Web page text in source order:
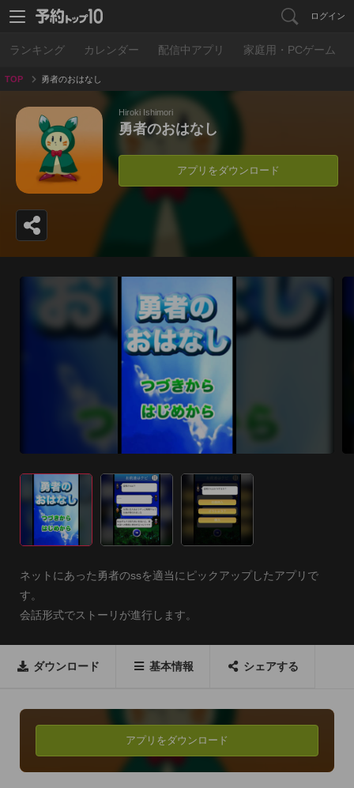
ログイン
ランキング カレンダー 配信中アプリ 家庭用・PCゲーム
TOP 勇者のおはなし
Hiroki Ishimori
勇者のおはなし
アプリをダウンロード
ネットにあった勇者のssを適当にピックアップしたアプリで
す。
会話形式でストーリが進行します。
ダウンロード 基本情報 シェアする
アプリをダウンロード